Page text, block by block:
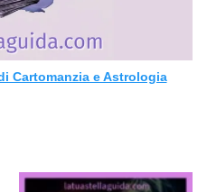
Cartomanzia e Astrologia